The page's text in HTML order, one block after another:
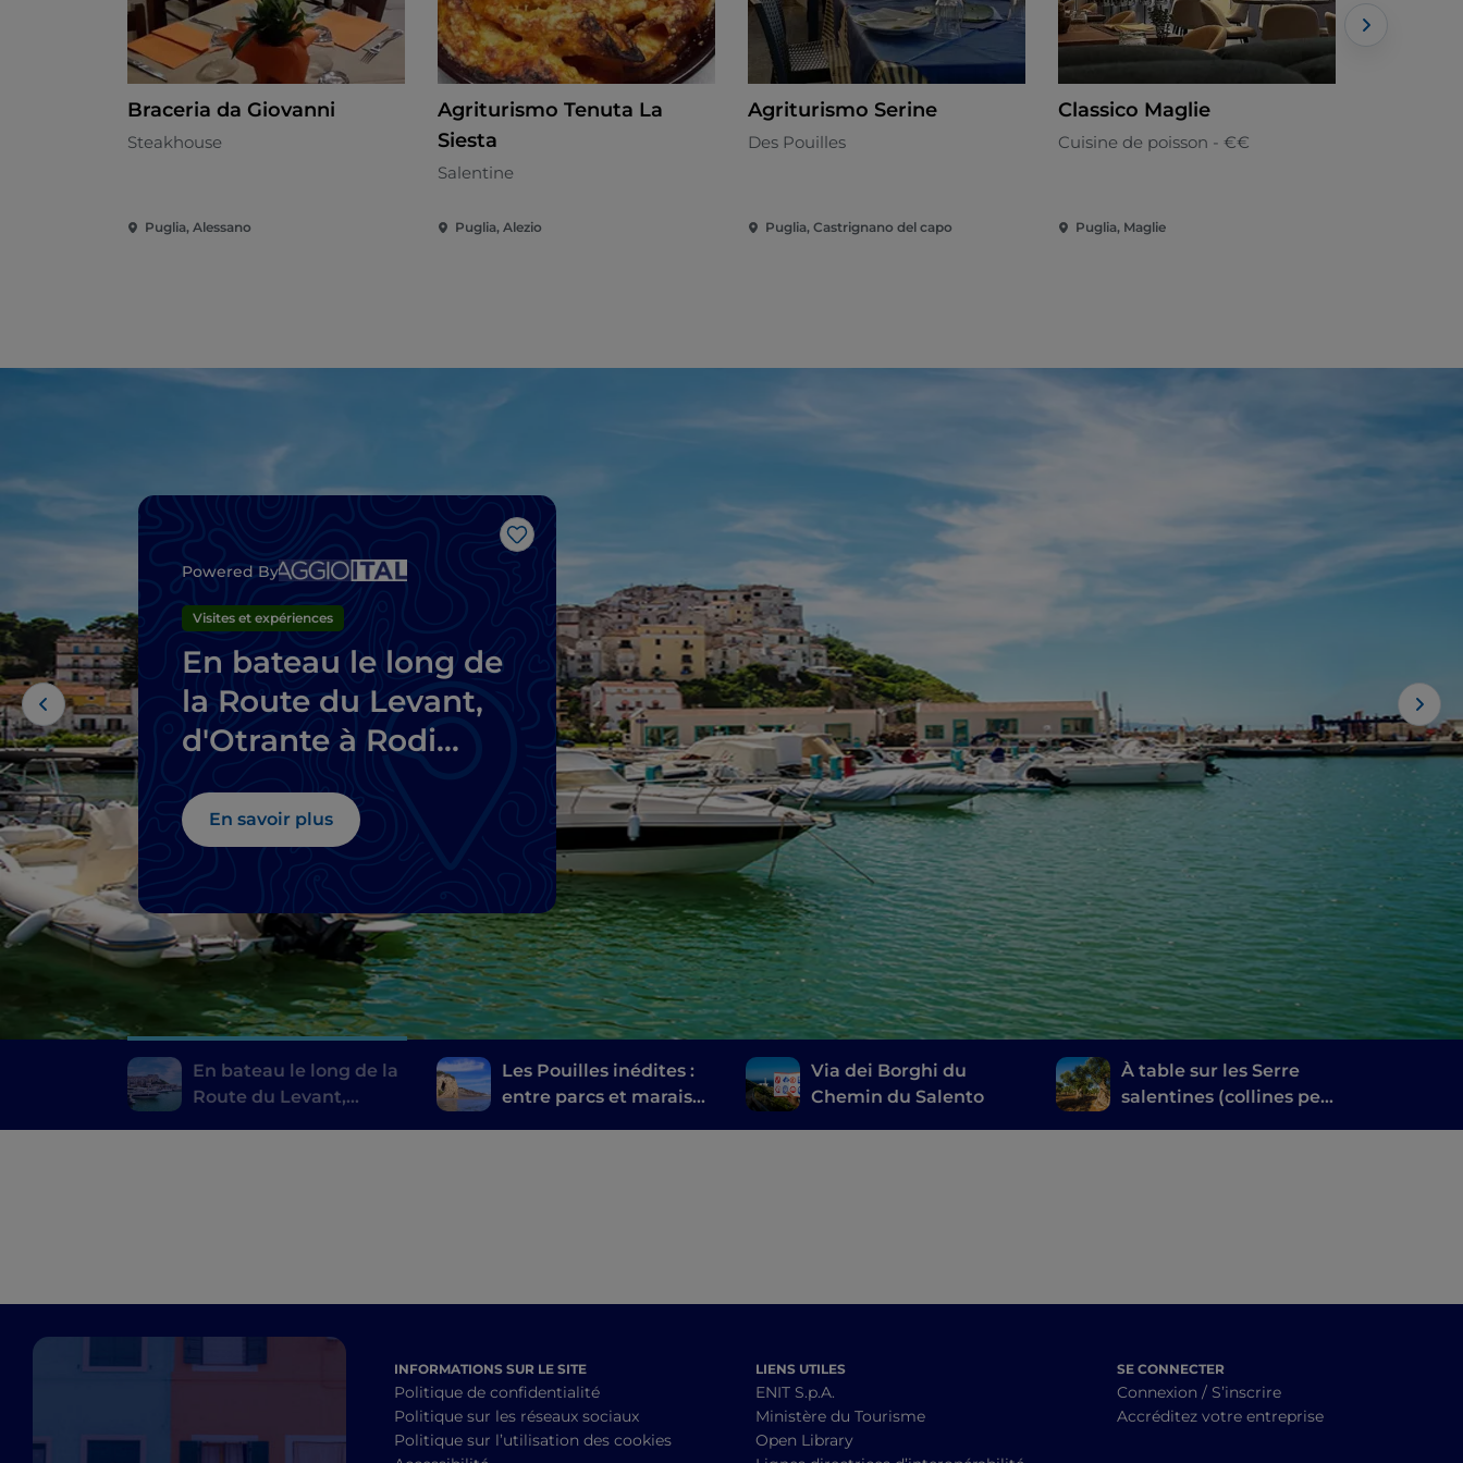
Braceria da Giovanni
Steakhouse
Puglia, Alessano
Agriturismo Tenuta La
Siesta
Salentine
Puglia, Alezio
Agriturismo Serine
Des Pouilles
Puglia, Castrignano del capo
Classico Maglie
Cuisine de poisson - €€
Puglia, Maglie
J’aime
Powered By
Visites et expériences
En bateau le long de
la Route du Levant,
d'Otrante à Rodi
En savoir plus
En bateau le long de la
Route du Levant,
Les Pouilles inédites :
entre parcs et marais
Via dei Borghi du
Chemin du Salento
À table sur les Serre
salentines (collines peu
INFORMATIONS SUR LE SITE
Politique de confidentialité
Politique sur les réseaux sociaux
Politique sur l’utilisation des cookies
LIENS UTILES
ENIT S.p.A.
Ministère du Tourisme
Open Library
SE CONNECTER
Connexion / S’inscrire
Accréditez votre entreprise